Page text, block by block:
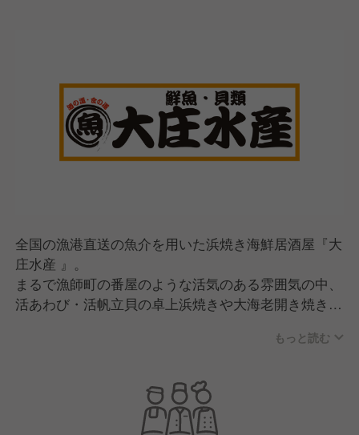
全国の漁港直送の魚介を用いた浜焼き海鮮居酒屋『大
庄水産 』。
まるで漁師町の番屋のような活気のある雰囲気の中、
活あわび・活帆立貝の卓上浜焼きや大海老開き焼きな
盛りなど、鮮度抜群の食材を取り入れたオリジナルメ
ニューをお届けしています。
もっと読む